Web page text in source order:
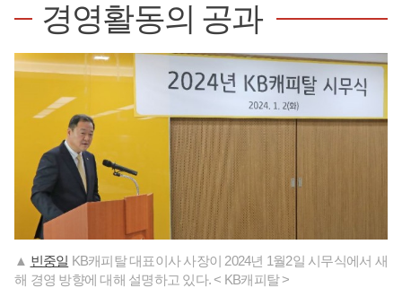
경영활동의 공과
▲ 빈중일 KB캐피탈 대표이사 사장이 2024년 1월2일 시무식에서 새
해 경영 방향에 대해 설명하고 있다. < KB캐피탈 >